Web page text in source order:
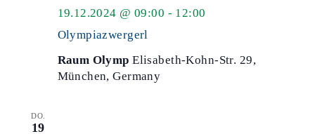
Olympiazwergerl
19.12.2024 @ 09:00 - 12:00
Raum OlympElisabeth-Kohn-Str. 29,
München, Germany
DO.
19